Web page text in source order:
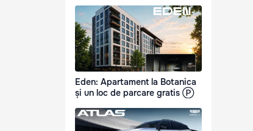
Eden: Apartament la Botanica
și un loc de parcare gratis Ⓟ